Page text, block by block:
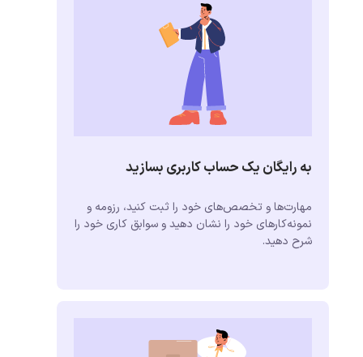
به رایگان یک حساب کاربری بسازید
مهارت‌ها و تخصص‌های خود را ثبت کنید، رزومه و
نمونه‌کارهای خود را نشان دهید و سوابق کاری خود را
شرح دهید.